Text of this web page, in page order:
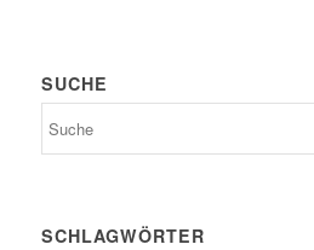
SUCHE
SCHLAGWÖRTER